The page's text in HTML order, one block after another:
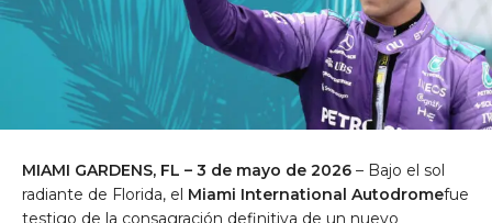
MIAMI GARDENS, FL – 3 de mayo de 2026 – Bajo el sol
radiante de Florida, el Miami International Autodromefue